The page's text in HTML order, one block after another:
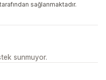
sağlanmaktadır.
sunmuyor.